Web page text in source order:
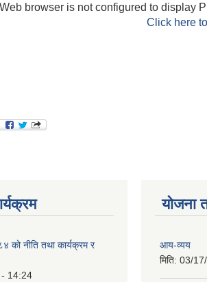
browser is not configured to display
Click here
को नीति तथा कार्यक्रम र
14:24
योजना
आय-व्यय
मिति: 03/